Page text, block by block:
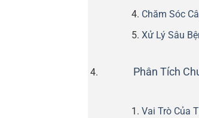
Chăm Sóc
Xử Lý Sâu
Phân Tích
Vai Trò Của